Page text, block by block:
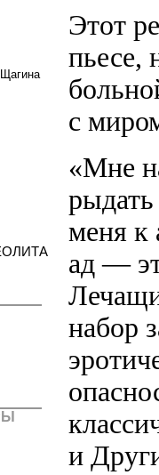
Этот
пьесе,
с
«Мне
меня к
ад —
набор
и